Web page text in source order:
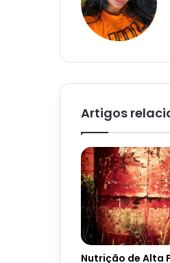
Artigos
Nutrição de Alta